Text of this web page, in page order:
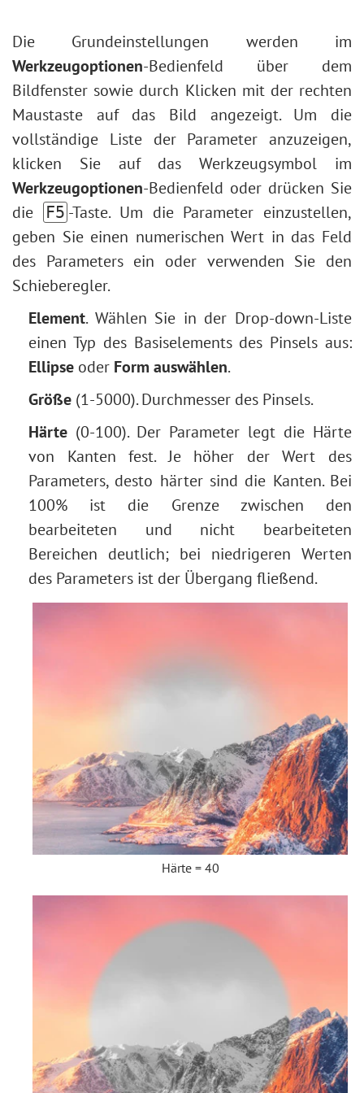
Bildgrößenbearbeitung
Neuronale Filter (AI)
Installation unter Windows
Installation unter Mac
Wetter im Foto ändern
Schwarzweißfotos erstellen
Schnelle Beauty-Retusche
Fotogrußkarte zum Valentinstag
Pop-Art-Porträt
Polaroid-Fotocollage
Bücherregal-Wallpaper
Mosaik-Effekt
Wassertropfen
Text umranden
Vintage-Effekt
Bilder altern lassen
Bokeh-Effekt
Farbton anpassen
Augenfarbe ändern
Brille entfernen
Lippenstiftauswahl
Fotoretusche
Die Grundeinstellungen werden im
Werkzeugoptionen-Bedienfeld über dem
Bildfenster sowie durch Klicken mit der rechten
Maustaste auf das Bild angezeigt. Um die
vollständige Liste der Parameter anzuzeigen,
klicken Sie auf das Werkzeugsymbol im
Werkzeugoptionen-Bedienfeld oder drücken Sie
die
F5 -Taste. Um die Parameter einzustellen,
geben Sie einen numerischen Wert in das Feld
des Parameters ein oder verwenden Sie den
Schieberegler.
Element. Wählen Sie in der Drop-down-Liste
einen Typ des Basiselements des Pinsels aus:
Ellipse oder Form auswählen.
Größe (1-5000). Durchmesser des Pinsels.
Härte (0-100). Der Parameter legt die Härte
von Kanten fest. Je höher der Wert des
Parameters, desto härter sind die Kanten. Bei
100% ist die Grenze zwischen den
bearbeiteten und nicht bearbeiteten
Bereichen deutlich; bei niedrigeren Werten
des Parameters ist der Übergang fließend.
Härte = 40